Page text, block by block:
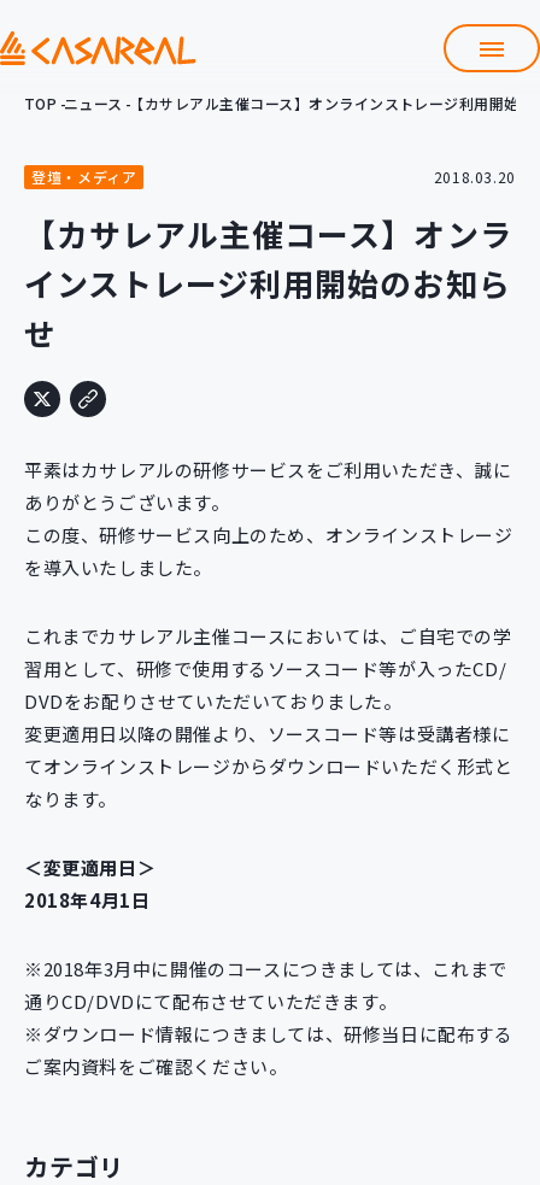
会社情報
サービス
プロダクト開発支援
クラウド導入支援 Git導入支援
システム構築支援
研修サービス
カスタマイズコース
新規開発サービス
導入事例
イベント・セミナー
ニュース
採用情報
TOP ニュース 【カサレアル主催コース】オンラインストレージ利用開始の
登壇・メディア 2018.03.20
【カサレアル主催コース】オンラ
インストレージ利用開始のお知ら
せ
平素はカサレアルの研修サービスをご利用いただき、誠に
ありがとうございます。
この度、研修サービス向上のため、オンラインストレージ
を導入いたしました。
これまでカサレアル主催コースにおいては、ご自宅での学
習用として、研修で使用するソースコード等が入ったCD/
DVDをお配りさせていただいておりました。
変更適用日以降の開催より、ソースコード等は受講者様に
てオンラインストレージからダウンロードいただく形式と
なります。
＜変更適用日＞
2018年4月1日
※2018年3月中に開催のコースにつきましては、これまで
通りCD/DVDにて配布させていただきます。
※ダウンロード情報につきましては、研修当日に配布する
ご案内資料をご確認ください。
カテゴリ